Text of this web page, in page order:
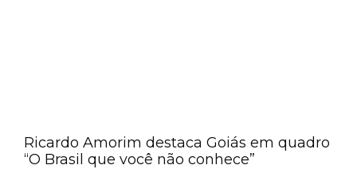
Ricardo Amorim destaca Goiás em quadro
“O Brasil que você não conhece”